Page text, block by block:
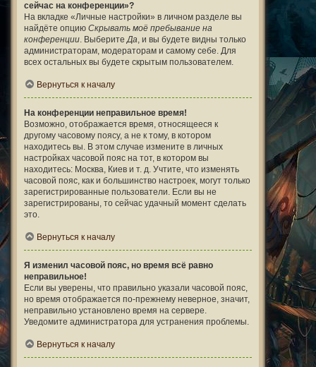
сейчас на конференции»?
На вкладке «Личные настройки» в личном разделе вы
найдёте опцию Скрывать моё пребывание на
конференции. ВыберитеДа, и вы будете видны только
администраторам, модераторам и самому себе. Для
всех остальных вы будете скрытым пользователем.
Вернуться к началу
На конференции неправильное время!
Возможно, отображается время, относящееся к
другому часовому поясу, а не к тому, в котором
находитесь вы. В этом случае измените в личных
настройках часовой пояс на тот, в котором вы
находитесь: Москва, Киев и т. д. Учтите, что изменять
часовой пояс, как и большинство настроек, могут только
зарегистрированные пользователи. Если вы не
зарегистрированы, то сейчас удачный момент сделать
это.
Вернуться к началу
Я изменил часовой пояс, но время всё равно
неправильное!
Если вы уверены, что правильно указали часовой пояс,
но время отображается по-прежнему неверное, значит,
неправильно установлено время на сервере.
Уведомите администратора для устранения проблемы.
Вернуться к началу